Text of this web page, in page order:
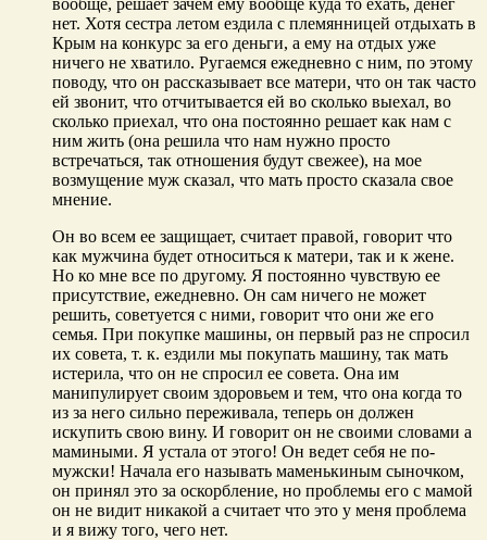
нет. Хотя сестра летом ездила с племянницей отдыхать в
Крым на конкурс за его деньги, а ему на отдых уже
ничего не хватило. Ругаемся ежедневно с ним, по этому
поводу, что он рассказывает все матери, что он так часто
ей звонит, что отчитывается ей во сколько выехал, во
сколько приехал, что она постоянно решает как нам с
ним жить (она решила что нам нужно просто
встречаться, так отношения будут свежее), на мое
возмущение муж сказал, что мать просто сказала свое
мнение.
Он во всем ее защищает, считает правой, говорит что
как мужчина будет относиться к матери, так и к жене.
Но ко мне все по другому. Я постоянно чувствую ее
присутствие, ежедневно. Он сам ничего не может
решить, советуется с ними, говорит что они же его
семья. При покупке машины, он первый раз не спросил
их совета, т. к. ездили мы покупать машину, так мать
истерила, что он не спросил ее совета. Она им
манипулирует своим здоровьем и тем, что она когда то
из за него сильно переживала, теперь он должен
искупить свою вину. И говорит он не своими словами а
мамиными. Я устала от этого! Он ведет себя не по-
мужски! Начала его называть маменькиным сыночком,
он принял это за оскорбление, но проблемы его с мамой
он не видит никакой а считает что это у меня проблема
и я вижу того, чего нет.